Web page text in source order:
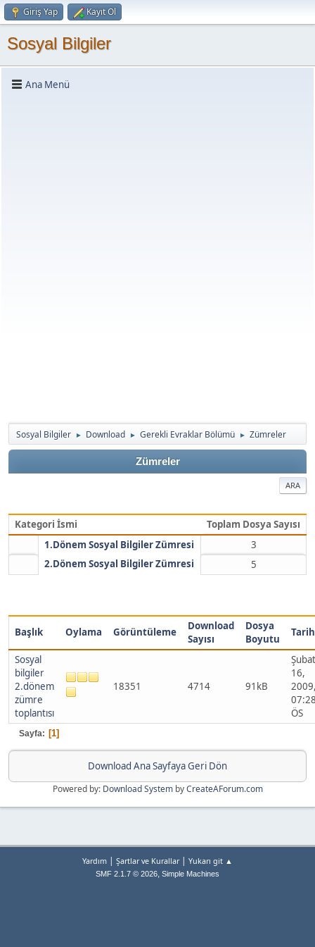
Giriş Yap Kayıt Ol
Sosyal Bilgiler
Ana Menü
Sosyal Bilgiler ► Download ► Gerekli Evraklar Bölümü ► Zümreler
Zümreler
ARA
Kategori İsmi
Toplam Dosya Sayısı
1.Dönem Sosyal Bilgiler Zümresi
3
2.Dönem Sosyal Bilgiler Zümresi
5
Başlık Oylama Görüntüleme
Download
Sayısı
Dosya
Boyutu
Tarih
Sosyal
bilgiler
2.dönem
zümre
toplantısı
18351 4714 91kB
Şubat
16,
ÖS
Sayfa 1
Download Ana Sayfaya Geri Dön
Powered by: Download SystembyCreateAForum.com
Yardım | Şartlar ve Kurallar| Yukarı git ▲
SMF 2.1.7 © 2026, Simple Machines